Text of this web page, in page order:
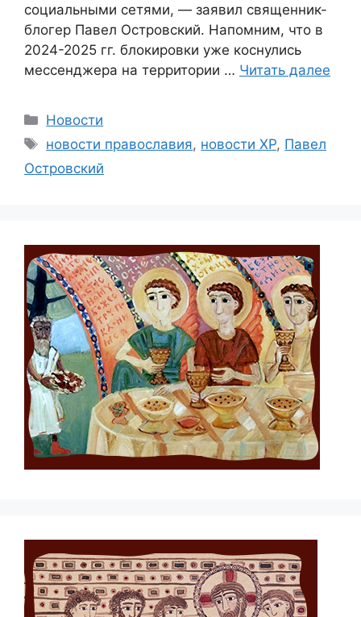
социальными сетями, — заявил священник-
блогер Павел Островский. Напомним, что в
2024-2025 гг. блокировки уже коснулись
мессенджера на территории … Читать далее
Рубрики
Новости
Метки
новости православия, новости ХР, Павел
Островский